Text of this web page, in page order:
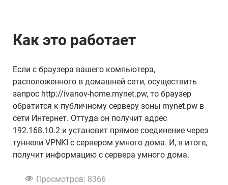
Как это работает
Если с браузера вашего компьютера,
расположенного в домашней сети, осуществить
запрос http://ivanov-home.mynet.pw, то браузер
обратится к публичному серверу зоны mynet.pw в
сети Интернет. Оттуда он получит адрес
192.168.10.2 и установит прямое соединение через
туннели VPNKI с сервером умного дома. И, в итоге,
получит информацию с сервера умного дома.
Просмотров: 8366